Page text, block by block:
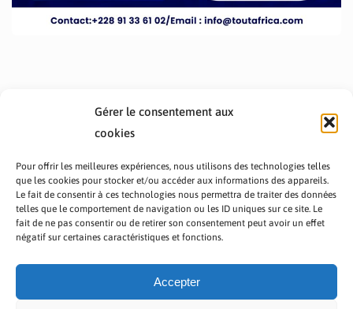
Gérer le consentement aux
cookies
Pour offrir les meilleures expériences, nous utilisons des technologies telles
que les cookies pour stocker et/ou accéder aux informations des appareils.
Le fait de consentir à ces technologies nous permettra de traiter des données
telles que le comportement de navigation ou les ID uniques sur ce site. Le
fait de ne pas consentir ou de retirer son consentement peut avoir un effet
négatif sur certaines caractéristiques et fonctions.
Accepter
PRÉSENTATION TOUTAFRICA
A PROPOS